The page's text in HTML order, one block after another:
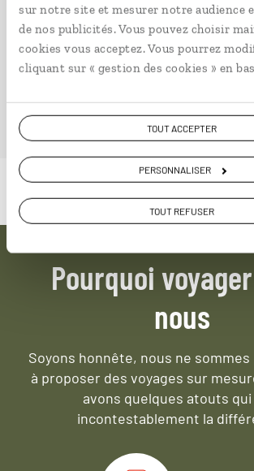
sur notre site et mesurer notre audience
de nos publicités. Vous pouvez choisir
cookies vous acceptez. Vous pourrez
cliquant sur « gestion des cookies » en
TOUT ACCEPTER
PERSONNALISER
TOUT REFUSER
passionnent les découvertes et
monde, il fait naître une irrésistible
ailleurs.
Pourquoi
nous
Soyons honnête, nous ne sommes
à proposer des voyages sur
avons quelques atouts
incontestablement la